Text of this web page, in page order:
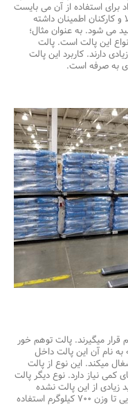
برای استفاده از آن می بایست
و کارکنان اطمینان داشته
می شود. به عنوان مثال؛
این پالت است. پالت
دارند. کاربرد این پالت
به صرفه است.
میگیرند. پالت توهم خور
به نام آن این پالت داخل
میکند. این نوع از پالت
کمی نیاز دارد. نوع دیگر پالت
زیادی از این پالت نشده
است. پالت های پلاستیکی را میتوان برای بار هایی تا وزن ۷۰۰ کیلوگرم استفاده